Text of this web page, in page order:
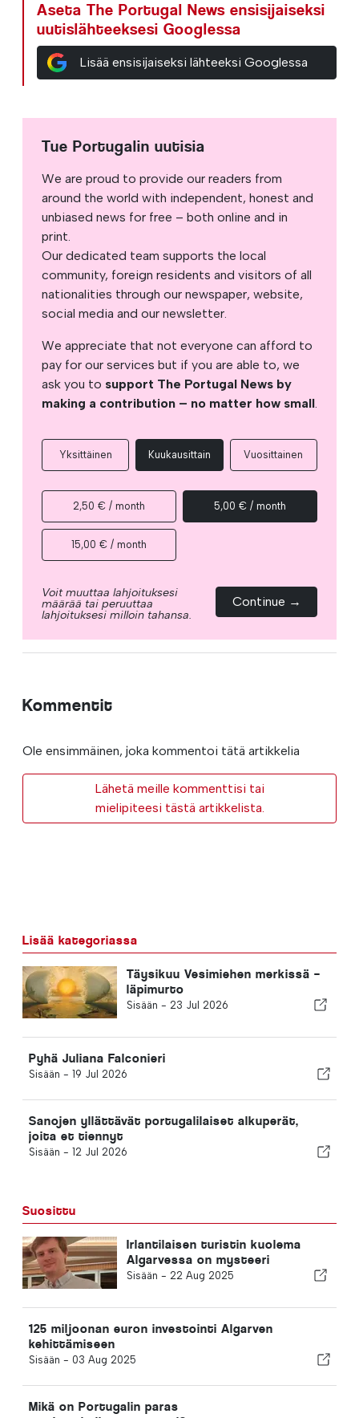
Aseta The Portugal News ensisijaiseksi
uutislähteeksesi Googlessa
Lisää ensisijaiseksi lähteeksi Googlessa
Tue Portugalin uutisia
We are proud to provide our readers from
around the world with independent, honest and
unbiased news for free – both online and in
print.
Our dedicated team supports the local
community, foreign residents and visitors of all
nationalities through our newspaper, website,
social media and our newsletter.
We appreciate that not everyone can afford to
pay for our services but if you are able to, we
ask you to support The Portugal News by
making a contribution – no matter how small.
Yksittäinen Kuukausittain Vuosittainen
2,50 € / month 5,00 € / month
15,00 € / month
Voit muuttaa lahjoituksesi
määrää tai peruuttaa
lahjoituksesi milloin tahansa.
Continue →
Kommentit
Ole ensimmäinen, joka kommentoi tätä artikkelia
Lähetä meille kommenttisi tai
mielipiteesi tästä artikkelista.
Lisää kategoriassa
Täysikuu Vesimiehen merkissä –
läpimurto
Sisään - 23 Jul 2026
Pyhä Juliana Falconieri
Sisään - 19 Jul 2026
Sanojen yllättävät portugalilaiset alkuperät,
joita et tiennyt
Sisään - 12 Jul 2026
Suosittu
Irlantilaisen turistin kuolema
Algarvessa on mysteeri
Sisään - 22 Aug 2025
125 miljoonan euron investointi Algarven
kehittämiseen
Sisään - 03 Aug 2025
Mikä on Portugalin paras